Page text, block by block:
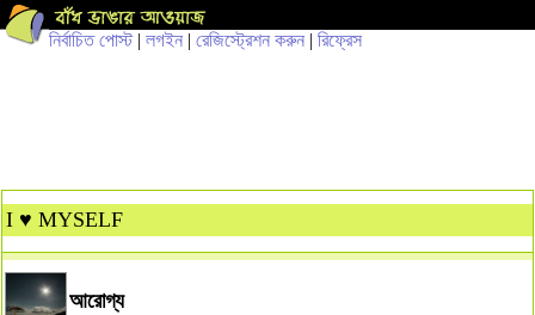
নির্বাচিত পোস্ট| লগইন | রেজিস্ট্রেশন করুন | রিফ্রেস
I ♥ MYSELF
আরোগ্য